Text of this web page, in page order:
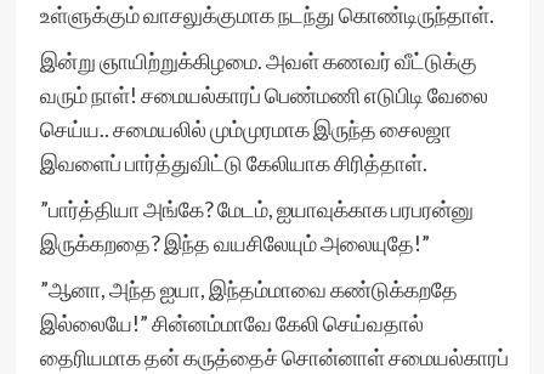
உள்ளுக்கும் வாசலுக்குமாக நடந்து கொண்டிருந்தாள்.
இன்று ஞாயிற்றுக்கிழமை. அவள் கணவர் வீட்டுக்கு
வரும் நாள்! சமையல்காரப் பெண்மணி எடுபிடி வேலை
செய்ய.. சமையலில் மும்முரமாக இருந்த சைலஜா
இவளைப் பார்த்துவிட்டு கேலியாக சிரித்தாள்.
”பார்த்தியா அங்கே? மேடம், ஐயாவுக்காக பரபரன்னு
இருக்கறதை? இந்த வயசிலேயும் அலையுதே!”
”ஆனா, அந்த ஐயா, இந்தம்மாவை கண்டுக்கறதே
இல்லையே!” சின்னம்மாவே கேலி செய்வதால்
தைரியமாக தன் கருத்தைச் சொன்னாள் சமையல்காரப்